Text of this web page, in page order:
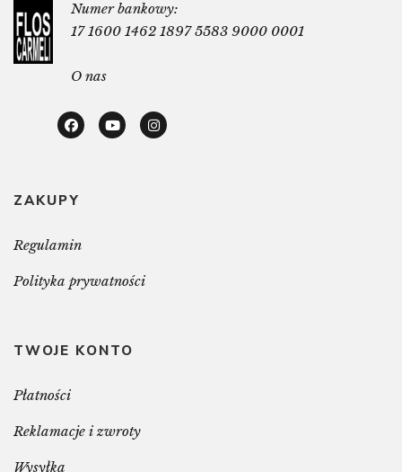
Numer bankowy:
17 1600 1462 1897 5583 9000 0001
O nas
ZAKUPY
Regulamin
Polityka prywatności
TWOJE KONTO
Płatności
Reklamacje i zwroty
Wysyłka